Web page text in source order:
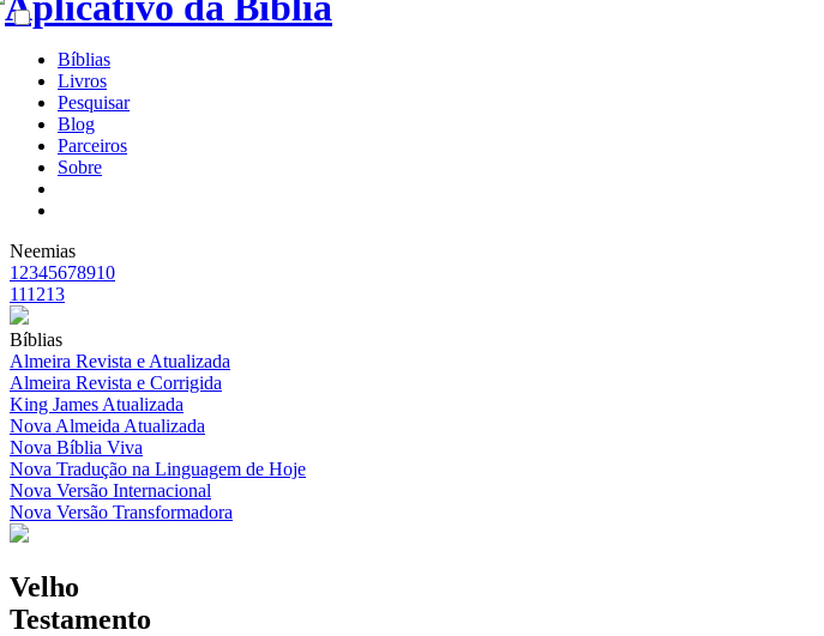
Bíblias
Livros
Pesquisar
Blog
Parceiros
Sobre
Neemias
1 2345678910
111213
Bíblias
Almeira Revista e Atualizada
Almeira Revista e Corrigida
King James Atualizada
Nova Almeida Atualizada
Nova Bíblia Viva
Nova Tradução na Linguagem de Hoje
Nova Versão Internacional
Nova Versão Transformadora
Velho
Testamento